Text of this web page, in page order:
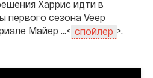
Харрис идти в
первого сезона Veep
Майер ...< спойлер >.